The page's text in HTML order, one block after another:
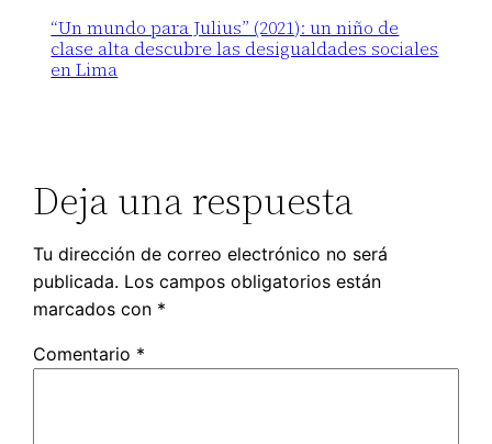
“Un mundo para Julius” (2021): un niño de
clase alta descubre las desigualdades sociales
en Lima
Deja una respuesta
Tu dirección de correo electrónico no será
publicada. Los campos obligatorios están
marcados con *
Comentario *